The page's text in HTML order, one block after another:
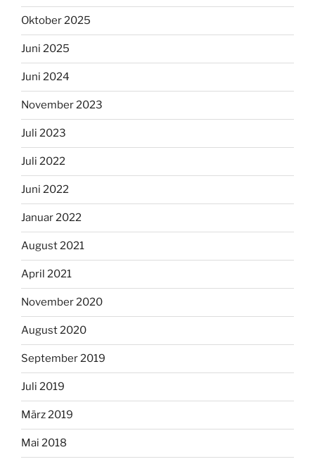
Oktober 2025
Juni 2025
Juni 2024
November 2023
Juli 2023
Juli 2022
Juni 2022
Januar 2022
August 2021
April 2021
November 2020
August 2020
September 2019
Juli 2019
März 2019
Mai 2018